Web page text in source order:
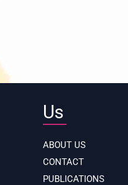
Us
ABOUT US
CONTACT
PUBLICATIONS